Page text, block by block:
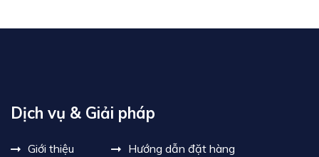
Dịch vụ & Giải pháp
Giới thiệu
Hướng dẫn đặt hàng